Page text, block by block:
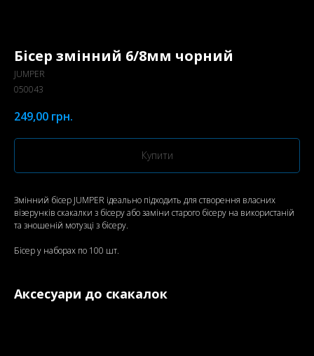
Бісер змінний 6/8мм чорний
JUMPER
050043
249,00 грн.
Купити
Змінний бісер JUMPER ідеально підходить для створення власних
візерунків скакалки з бісеру або заміни старого бісеру на використаній
та зношеній мотузці з бісеру.
Бісер у наборах по 100 шт.
Аксесуари до скакалок